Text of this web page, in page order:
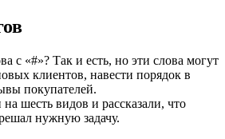
с «#»? Так и есть, но эти слова могут
клиентов, навести порядок в
покупателей.
шесть видов и рассказали, что
нужную задачу.